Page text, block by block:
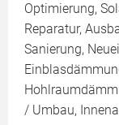
Optimierung,
Reparatur,
Sanierung,
/ Umbau,